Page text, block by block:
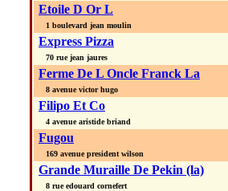
Etoile D Or L
1 boulevard jean moulin
Express Pizza
70 rue jean jaures
Ferme De L Oncle Franck La
8 avenue victor hugo
Filipo Et Co
4 avenue aristide briand
Fugou
169 avenue president wilson
Grande Muraille De Pekin (la)
8 rue edouard cornefert